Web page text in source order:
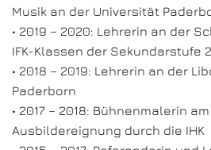
Musik an der Universität
• 2019 – 2020: Lehrerin an der
IFK-Klassen der Sekundarstufe 2
• 2018 – 2019: Lehrerin an der
Paderborn
• 2017 – 2018: Bühnenmalerin
Ausbildereignung durch die IHK